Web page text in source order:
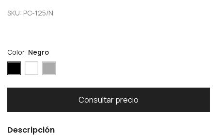
SKU: PC-125/N
Color: Negro
Descripción